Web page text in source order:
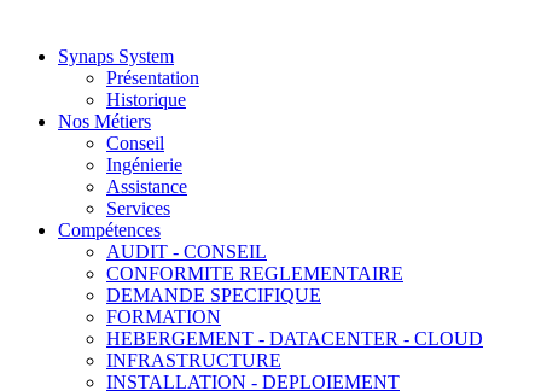
Synaps System
Présentation
Historique
Nos Métiers
Conseil
Ingénierie
Assistance
Services
Compétences
AUDIT - CONSEIL
CONFORMITE REGLEMENTAIRE
DEMANDE SPECIFIQUE
FORMATION
HEBERGEMENT - DATACENTER - CLOUD
INFRASTRUCTURE
INSTALLATION - DEPLOIEMENT